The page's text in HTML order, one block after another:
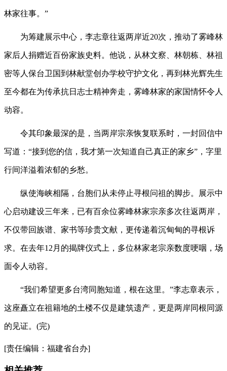
林家往事。”
为筹建展示中心，李志章往返两岸近20次，推动了雾峰林
家后人捐赠近百份家族史料。他说，从林文察、林朝栋、林祖
密等人保台卫国到林献堂创办学校守护文化，再到林光辉先生
至今都在为传承抗日志士精神奔走，雾峰林家的家国情怀令人
动容。
令其印象最深的是，当两岸宗亲恢复联系时，一封回信中
写道：“接到您的信，我才第一次知道自己真正的家乡”，字里
行间洋溢着浓郁的乡愁。
纵使海峡相隔，台胞们从未停止寻根问祖的脚步。展示中
心启动建设三年来，已有百余位雾峰林家宗亲多次往返两岸，
不仅带回族谱、家书等珍贵文献，更传递着沉甸甸的寻根诉
求。在去年12月的揭牌仪式上，多位林家老宗亲数度哽咽，场
面令人动容。
“我们希望更多台湾同胞知道，根在这里。”李志章表示，
这座矗立在祖籍地的土楼不仅是建筑遗产，更是两岸同根同源
的见证。(完)
[责任编辑：福建省台办]